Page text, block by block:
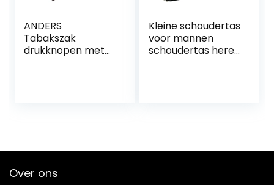
ANDERS
Tabakszak
drukknopen met
Kleine schoudertas
voor mannen
schoudertas heren
Over ons